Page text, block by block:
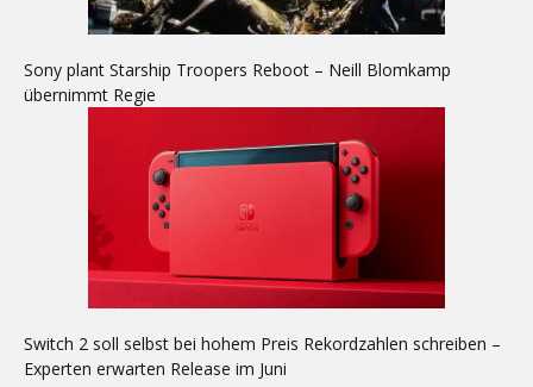
Sony plant Starship Troopers Reboot – Neill Blomkamp
übernimmt Regie
Switch 2 soll selbst bei hohem Preis Rekordzahlen schreiben –
Experten erwarten Release im Juni